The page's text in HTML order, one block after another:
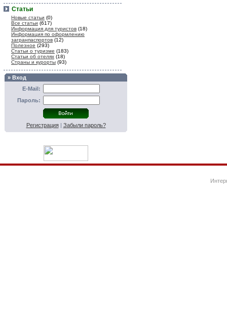
Статьи
Новые статьи (0)
Все статьи (617)
Информация для туристов (18)
Информация по оформлению
загранпаспортов (12)
Полезное (293)
Статьи о туризме (183)
Статьи об отелях (18)
Страны и курорты (93)
» Вход
E-Mail:
Пароль:
Регистрация| Забыли пароль?